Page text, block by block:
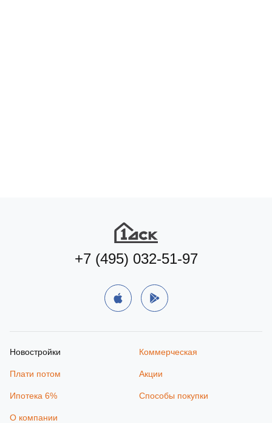
+7 (495) 032-51-97
Новостройки Коммерческая
Плати потом Акции
Ипотека 6% Способы покупки
О компании